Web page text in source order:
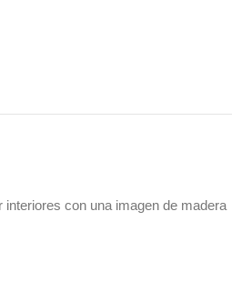
con una imagen de madera